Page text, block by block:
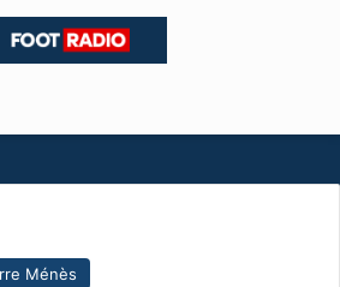
Ménès